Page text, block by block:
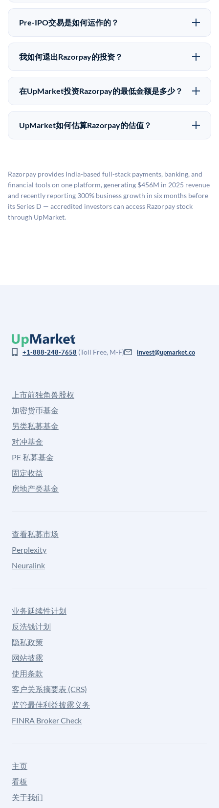
50,000美元。UpMarket是FINRA注册的经纪交易商，
自2019年以来已经纪超过5亿美元的另类投资。
Pre-IPO投资存在重大风险。Razorpay的股份流动性
低，意味着没有公开市场可以快速出售。不存在确定的
应做好可能全部损失的准备。私有公司的估值在融资轮
次之间可能大幅波动。投资者应在投资前咨询其财务顾
Pre-IPO交易是如何运作的？
在Pre-IPO交易中，合格投资者通过二级市场平台从现有
股东（如员工、早期投资者或其他持有人）处购买股
为FINRA注册的经纪交易商促成这些交易，代表双方处
理合规、文件和结算事宜。
我如何退出Razorpay的投资？
Pre-IPO持股主要有两种退出途径：在二级市场将股份出
售给其他买家，或持有直到公司完成IPO或被收购。两
市场条件。任何退出的时间都是不可预测的，投资者应
做好多年持有的准备。
在UpMarket投资Razorpay的最低金额是多少？
UpMarket上大多数Pre-IPO产品的最低投资金额为
50,000美元。具体金额可能因产品和股份供应情况而有
UpMarket如何估算Razorpay的估值？
司可比倍数应用私有公司折扣，以反映流动性不足和信
息不对称。此估值不构成投资建议，可能与实际交易价
格存在重大差异。
Razorpay provides India-based full-stack payments, banking, and
financial tools on one platform, generating $456M in 2025 revenue
and recently reporting 300% business growth in six months before
its Series D — accredited investors can access Razorpay stock
through UpMarket.
+1-888-248-7658 (Toll Free, M-F) invest@upmarket.co
上市前独角兽股权
加密货币基金
另类私募基金
对冲基金
PE 私募基金
固定收益
房地产类基金
查看私募市场
Perplexity
Neuralink
业务延续性计划
反洗钱计划
隐私政策
网站披露
使用条款
客户关系摘要表 (CRS)
监管最佳利益披露义务
FINRA Broker Check
主页
看板
关于我们